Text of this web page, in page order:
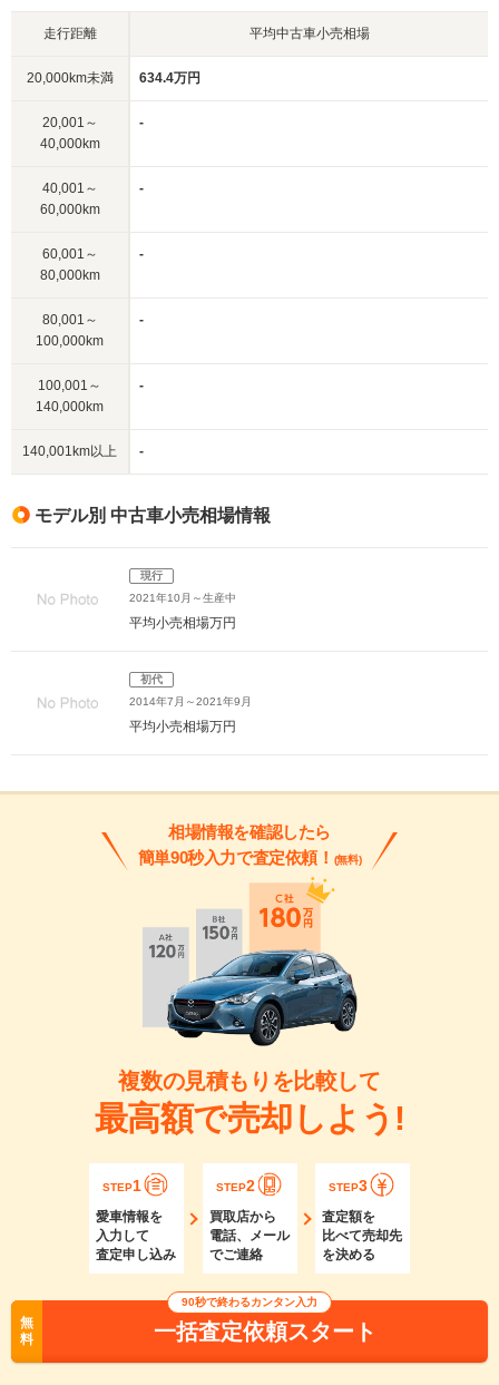
走行距離 平均中古車小売相場
20,000km未満 634.4万円
20,001～
40,000km
-
40,001～
60,000km
-
60,001～
80,000km
-
80,001～
100,000km
-
100,001～
140,000km
-
140,001km以上 -
モデル別 中古車小売相場情報
現行
2021年10月～生産中
平均小売相場万円
初代
2014年7月～2021年9月
平均小売相場万円
相場情報を確認したら
簡単90秒入力で査定依頼！ (無料)
複数の見積もりを比較して
最高額で売却しよう!
STEP1
愛車情報を
入力して
査定申し込み
STEP2
買取店から
電話、メール
でご連絡
STEP3
査定額を
比べて売却先
を決める
無
料
90秒で終わるカンタン入力
一括査定依頼スタート